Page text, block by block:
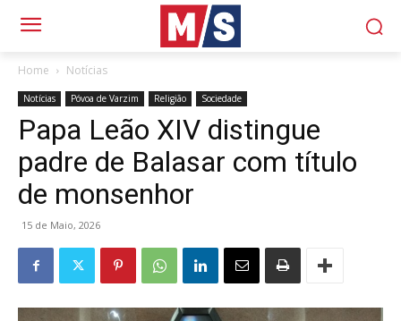
Home Notícias
Notícias Póvoa de Varzim Religião Sociedade
Papa Leão XIV distingue
padre de Balasar com título
de monsenhor
15 de Maio, 2026